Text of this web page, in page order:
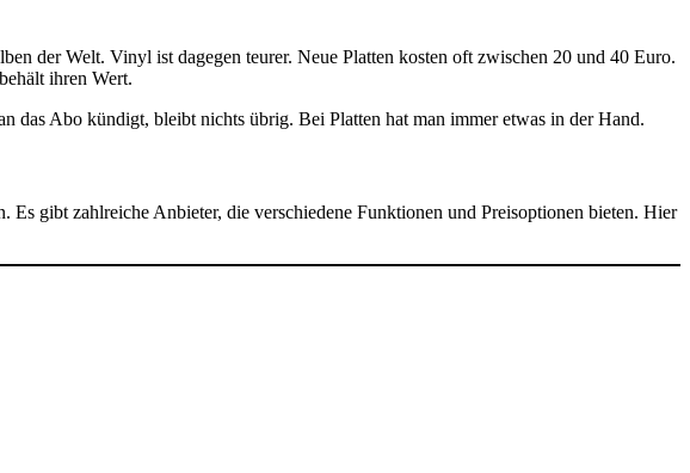
der Welt. Vinyl ist dagegen teurer. Neue Platten kosten oft zwischen 20 und 40 Euro.
ihren Wert.
das Abo kündigt, bleibt nichts übrig. Bei Platten hat man immer etwas in der Hand.
gibt zahlreiche Anbieter, die verschiedene Funktionen und Preisoptionen bieten. Hier